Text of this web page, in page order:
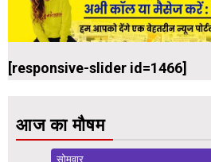
[responsive-slider id=1466]
आज का मौषम
सोमवार